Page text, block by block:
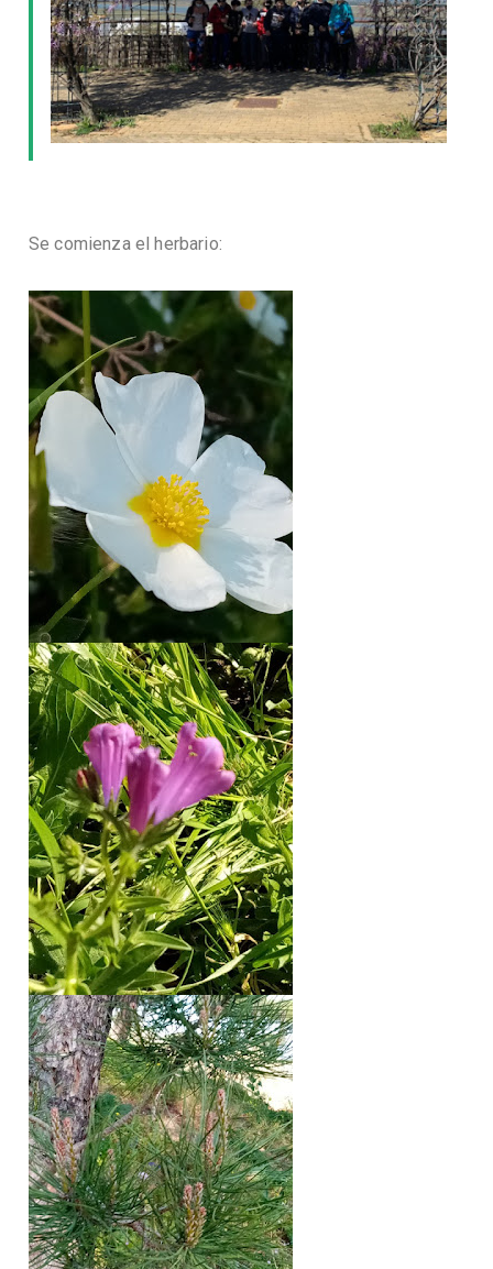
Se comienza el herbario: